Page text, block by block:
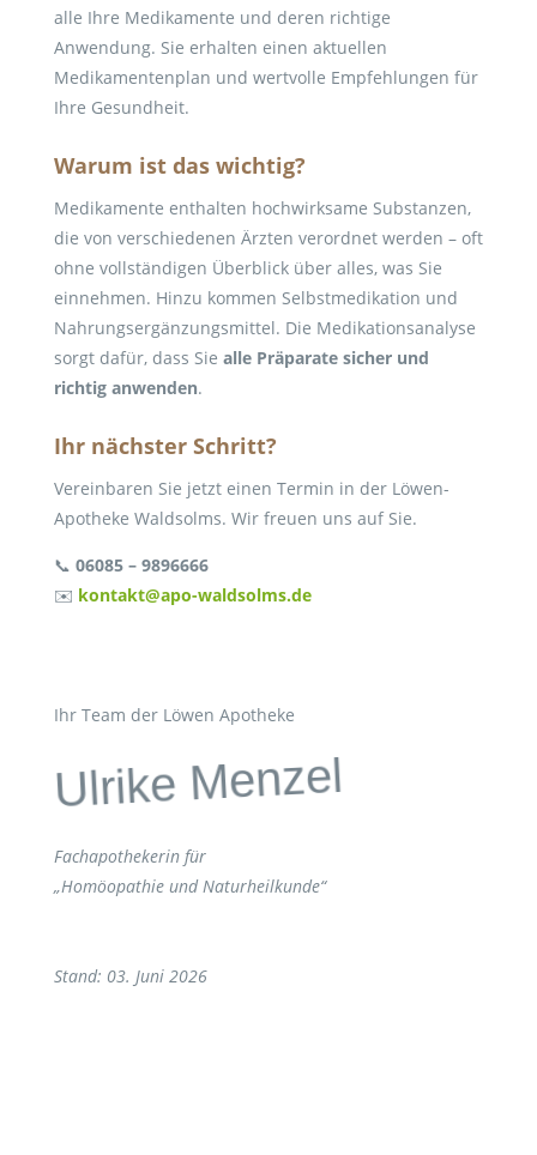
alle Ihre Medikamente und deren richtige
Anwendung. Sie erhalten einen aktuellen
Medikamentenplan und wertvolle Empfehlungen für
Ihre Gesundheit.
Warum ist das wichtig?
Medikamente enthalten hochwirksame Substanzen,
die von verschiedenen Ärzten verordnet werden – oft
ohne vollständigen Überblick über alles, was Sie
einnehmen. Hinzu kommen Selbstmedikation und
Nahrungsergänzungsmittel. Die Medikationsanalyse
sorgt dafür, dass Sie alle Präparate sicher und
richtig anwenden.
Ihr nächster Schritt?
Vereinbaren Sie jetzt einen Termin in der Löwen-
Apotheke Waldsolms. Wir freuen uns auf Sie.
📞 06085 – 9896666
✉️ kontakt@apo-waldsolms.de
Ihr Team der Löwen Apotheke
Ulrike Menzel
Fachapothekerin für
„Homöopathie und Naturheilkunde“
Stand: 03. Juni 2026